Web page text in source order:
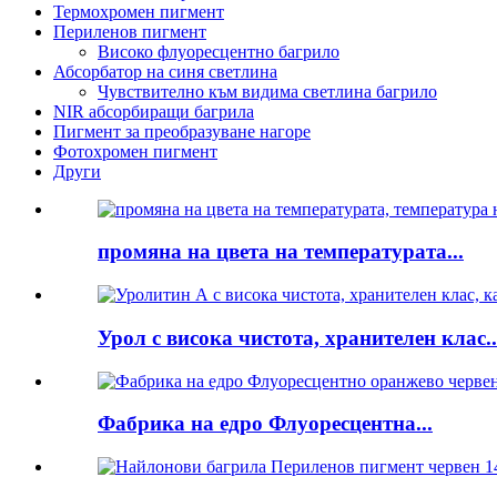
Термохромен пигмент
Периленов пигмент
Високо флуоресцентно багрило
Абсорбатор на синя светлина
Чувствително към видима светлина багрило
NIR абсорбиращи багрила
Пигмент за преобразуване нагоре
Фотохромен пигмент
Други
промяна на цвета на температурата...
Урол с висока чистота, хранителен
Фабрика на едро Флуоресцентна...